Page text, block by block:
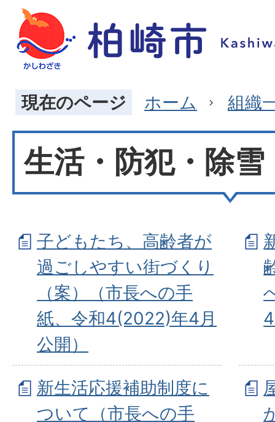
現在のページ ホーム 組織
生活・防犯・除雪
子どもたち、高齢者が
過ごしやすい街づくり
（案）（市長への手
紙、令和4(2022)年4月
公開）
新生活応援補助制度に
ついて（市長への手